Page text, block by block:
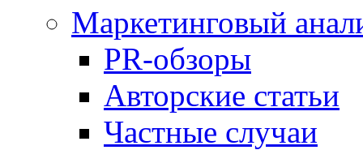
Маркетинговый
PR-обзоры
Авторские статьи
Частные случаи